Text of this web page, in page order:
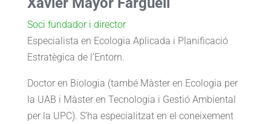
Soci fundador i director
Especialista en Ecologia Aplicada i Planificació
Estratègica de l’Entorn.
Doctor en Biologia (també Màster en Ecologia per
la UAB i Màster en Tecnologia i Gestió Ambiental
per la UPC). S’ha especialitzat en el coneixement